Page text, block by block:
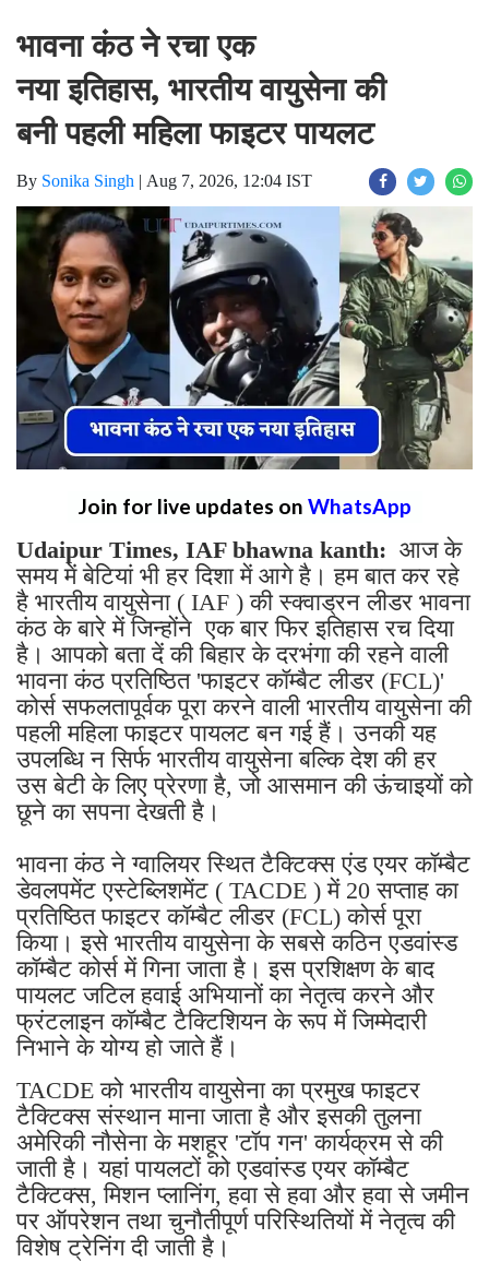
भावना कंठ ने रचा एक
नया इतिहास, भारतीय वायुसेना की
बनी पहली महिला फाइटर पायलट
By Sonika Singh | Aug 7, 2026, 12:04 IST
Join for live updates on WhatsApp
Udaipur Times, IAF bhawna kanth: आज के
समय में बेटियां भी हर दिशा में आगे है। हम बात कर रहे
है भारतीय वायुसेना ( IAF ) की स्क्वाड्रन लीडर भावना
कंठ के बारे में जिन्होंने एक बार फिर इतिहास रच दिया
है। आपको बता दें की बिहार के दरभंगा की रहने वाली
भावना कंठ प्रतिष्ठित 'फाइटर कॉम्बैट लीडर (FCL)'
कोर्स सफलतापूर्वक पूरा करने वाली भारतीय वायुसेना की
पहली महिला फाइटर पायलट बन गई हैं। उनकी यह
उपलब्धि न सिर्फ भारतीय वायुसेना बल्कि देश की हर
उस बेटी के लिए प्रेरणा है, जो आसमान की ऊंचाइयों को
छूने का सपना देखती है।
भावना कंठ ने ग्वालियर स्थित टैक्टिक्स एंड एयर कॉम्बैट
डेवलपमेंट एस्टेब्लिशमेंट ( TACDE ) में 20 सप्ताह का
प्रतिष्ठित फाइटर कॉम्बैट लीडर (FCL) कोर्स पूरा
किया। इसे भारतीय वायुसेना के सबसे कठिन एडवांस्ड
कॉम्बैट कोर्स में गिना जाता है। इस प्रशिक्षण के बाद
पायलट जटिल हवाई अभियानों का नेतृत्व करने और
फ्रंटलाइन कॉम्बैट टैक्टिशियन के रूप में जिम्मेदारी
निभाने के योग्य हो जाते हैं।
TACDE को भारतीय वायुसेना का प्रमुख फाइटर
टैक्टिक्स संस्थान माना जाता है और इसकी तुलना
अमेरिकी नौसेना के मशहूर 'टॉप गन' कार्यक्रम से की
जाती है। यहां पायलटों को एडवांस्ड एयर कॉम्बैट
टैक्टिक्स, मिशन प्लानिंग, हवा से हवा और हवा से जमीन
पर ऑपरेशन तथा चुनौतीपूर्ण परिस्थितियों में नेतृत्व की
विशेष ट्रेनिंग दी जाती है।